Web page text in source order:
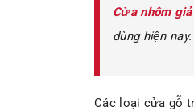
Cửa nhôm
dùng hiện nay.
Các loại cửa gỗ